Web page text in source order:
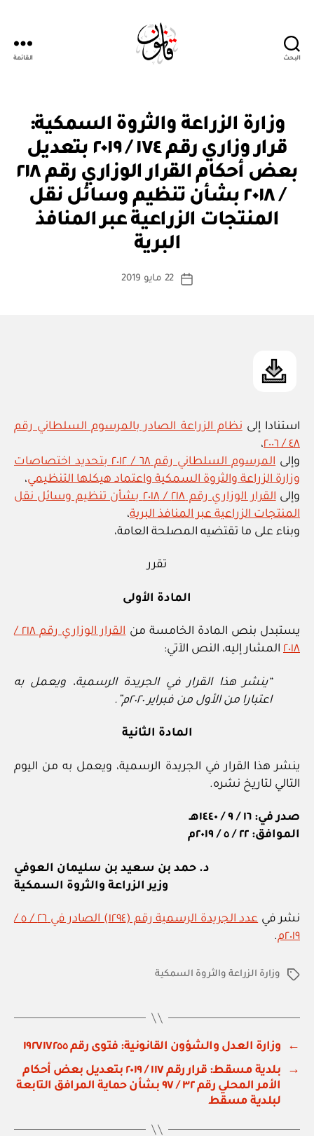
البحث القائمة
التصنيفات
زا
وزارة الزراعة والثروة السمكية:
قرار وزاري رقم ١٧٤ / ٢٠١٩ بتعديل
بعض أحكام القرار الوزاري رقم ٢١٨
/ ٢٠١٨ بشأن تنظيم وسائل نقل
المنتجات الزراعية عبر المنافذ
البرية
كاتب
بو
ة
تاريخ
22 مايو 2019
استنادا إلى نظام الزراعة الصادر بالمرسوم السلطاني رقم
٤٨ / ٢٠٠٦
،
وإلى
المرسوم السلطاني رقم ٦٨ / ٢٠١٢ بتحديد اختصاصات
وزارة الزراعة والثروة السمكية واعتماد هيكلها التنظيمي،
وإلى
القرار الوزاري رقم ٢١٨ / ٢٠١٨ بشأن تنظيم وسائل نقل
المنتجات الزراعية عبر المنافذ البرية،
وبناء على ما تقتضيه المصلحة العامة،
تقرر
المادة الأولى
يستبدل بنص المادة الخامسة من
القرار الوزاري رقم ٢١٨ /
٢٠١٨ المشار إليه، النص الآتي:
“ينشر هذا القرار في الجريدة الرسمية، ويعمل به
اعتبارا من الأول من فبراير ٢٠٢٠م”.
المادة الثانية
ينشر هذا القرار في الجريدة الرسمية، ويعمل به من اليوم
التالي لتاريخ نشره.
صدر في: ١٦ / ٩ / ١٤٤٠هـ
الموافق: ٢٢ / ٥ / ٢٠١٩م
د. حمد بن سعيد بن سليمان العوفي
وزير الزراعة والثروة السمكية
نشر في
عدد الجريدة الرسمية رقم (١٢٩٤) الصادر في ٢٦ / ٥ /
٢٠١٩م
.
الوسوموزارة الزراعة والثروة السمكية
←
وزارة العدل والشؤون القانونية: فتوى رقم ١٩٢٧١٧٢٥٥
→
بلدية مسقط: قرار رقم ١١٧ / ٢٠١٩ بتعديل بعض أحكام
الأمر المحلي رقم ٣٢ / ٩٧ بشأن حماية المرافق التابعة
لبلدية مسقط